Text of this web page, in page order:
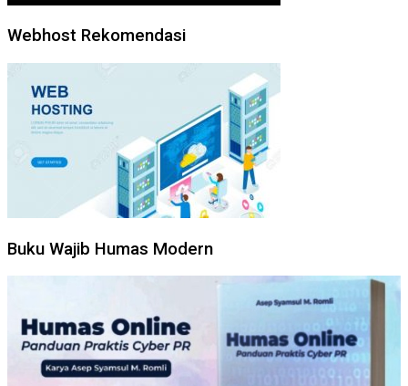
Webhost Rekomendasi
Buku Wajib Humas Modern